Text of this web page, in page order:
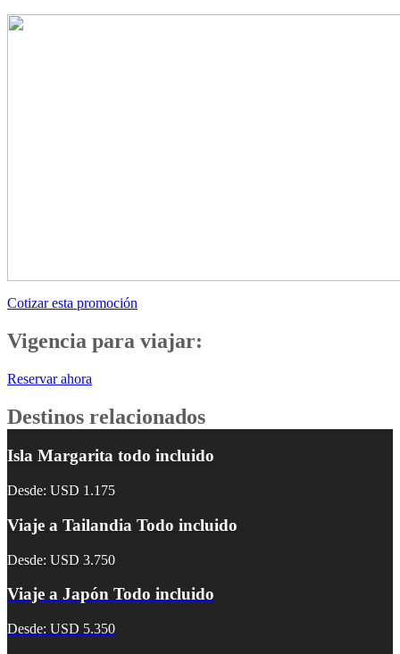
Cotizar esta promoción
Vigencia para viajar:
Reservar ahora
Destinos relacionados
Isla Margarita todo incluido
Desde: USD 1.175
Viaje a Tailandia Todo incluido
Desde: USD 3.750
Viaje a Japón Todo incluido
Desde: USD 5.350